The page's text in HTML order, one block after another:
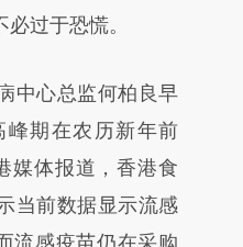
在偏差。不代表财
过于恐慌。
心总监何柏良早
期在农历新年前
媒体报道，香港食
当前数据显示流感
流感疫苗仍在采购